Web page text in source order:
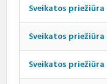
Sveikatos priežiūra
Sveikatos priežiūra
Sveikatos priežiūra